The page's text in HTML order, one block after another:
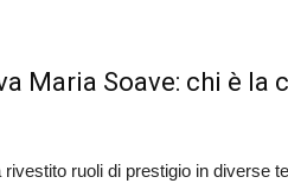
Maria Soave: chi è la
ruoli di prestigio in diverse